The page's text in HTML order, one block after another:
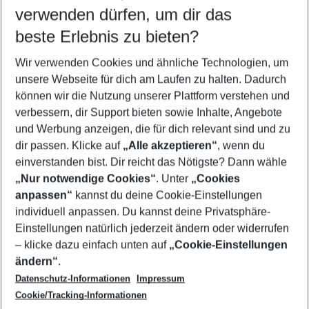
Wähle deinen Reisezeitraum
5-8 Nächte
2 Erwachsene Keine Kinder
Mehr Filter anzeigen
Footer
Footer navigation
Über uns
AGB
Bestpreisgarantie
Cookie-Einstellungen ändern
Cookie-Richtlinie
Agenturbetreuung
Barrierefreies Reisen
Folge uns
verwenden dürfen, um dir das
beste Erlebnis zu bieten?
Wir verwenden Cookies und ähnliche Technologien, um
unsere Webseite für dich am Laufen zu halten. Dadurch
können wir die Nutzung unserer Plattform verstehen und
verbessern, dir Support bieten sowie Inhalte, Angebote
und Werbung anzeigen, die für dich relevant sind und zu
dir passen. Klicke auf „Alle akzeptieren“, wenn du
einverstanden bist. Dir reicht das Nötigste? Dann wähle
„Nur notwendige Cookies“. Unter „Cookies
anpassen“ kannst du deine Cookie-Einstellungen
individuell anpassen. Du kannst deine Privatsphäre-
Einstellungen natürlich jederzeit ändern oder widerrufen
– klicke dazu einfach unten auf „Cookie-Einstellungen
ändern“.
Datenschutz-Informationen
Impressum
Cookie/Tracking-Informationen